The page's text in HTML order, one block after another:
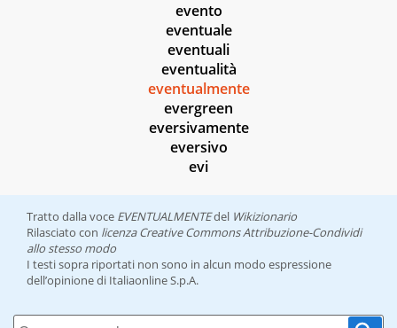
evento
eventuale
eventuali
eventualità
eventualmente
evergreen
eversivamente
eversivo
evi
Tratto dalla voce EVENTUALMENTEdel Wikizionario
Rilasciato con licenza Creative Commons Attribuzione-Condividi
allo stesso modo
I testi sopra riportati non sono in alcun modo espressione
dell’opinione di Italiaonline S.p.A.